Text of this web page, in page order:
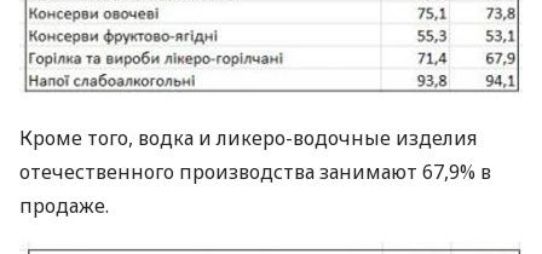
Кроме того, водка и ликеро-водочные изделия
отечественного производства занимают 67,9% в
продаже.